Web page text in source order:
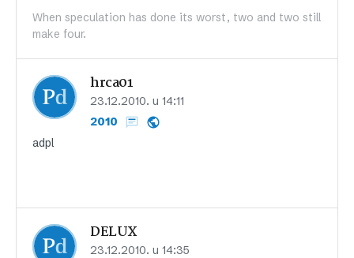
When speculation has done its worst, two and two still
make four.
hrca01
23.12.2010. u 14:11
2010
adpl
DELUX
23.12.2010. u 14:35